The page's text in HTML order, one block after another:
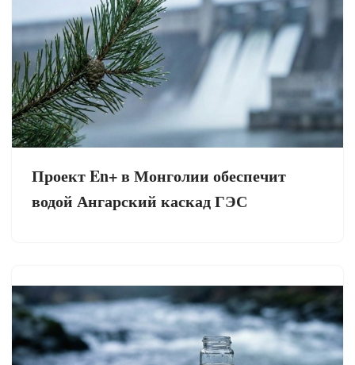
Проект En+ в Монголии обеспечит
водой Ангарский каскад ГЭС